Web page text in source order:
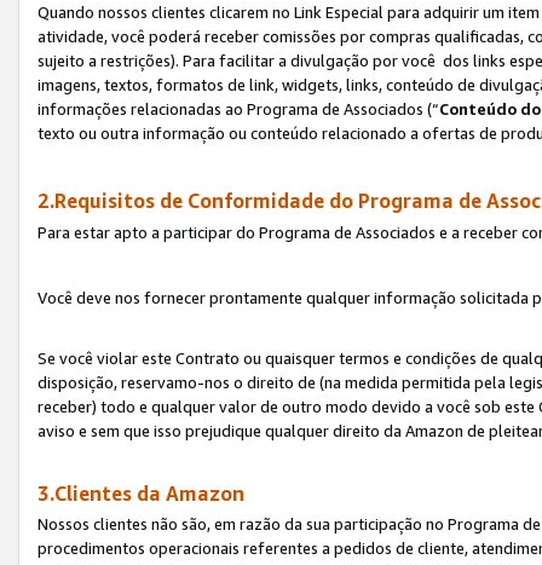
Quando nossos clientes clicarem no Link Especial para adquirir um
atividade, você poderá receber comissões por compras qualificadas,
sujeito a restrições). Para facilitar a divulgação por você dos links
imagens, textos, formatos de link, widgets, links, conteúdo de
informações relacionadas ao Programa de Associados (“Conteúdo
texto ou outra informação ou conteúdo relacionado a ofertas de
2.Requisitos de Conformidade do Programa de
Para estar apto a participar do Programa de Associados e a receber
Você deve nos fornecer prontamente qualquer informação solicitada
Se você violar este Contrato ou quaisquer termos e condições de
disposição, reservamo-nos o direito de (na medida permitida pela
receber) todo e qualquer valor de outro modo devido a você sob
aviso e sem que isso prejudique qualquer direito da Amazon de
3.Clientes da Amazon
Nossos clientes não são, em razão da sua participação no Programa
procedimentos operacionais referentes a pedidos de cliente,